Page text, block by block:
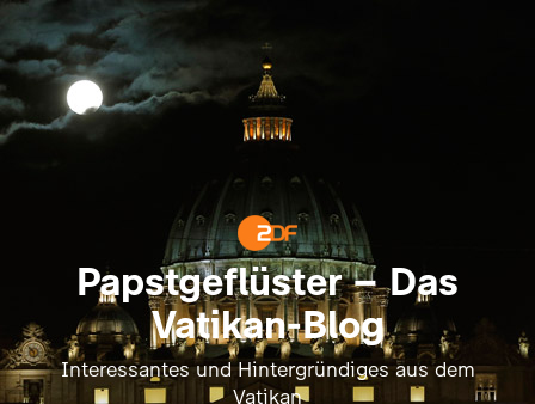
Papstgeflüster – Das
Vatikan-Blog
Interessantes und Hintergründiges aus dem
Vatikan